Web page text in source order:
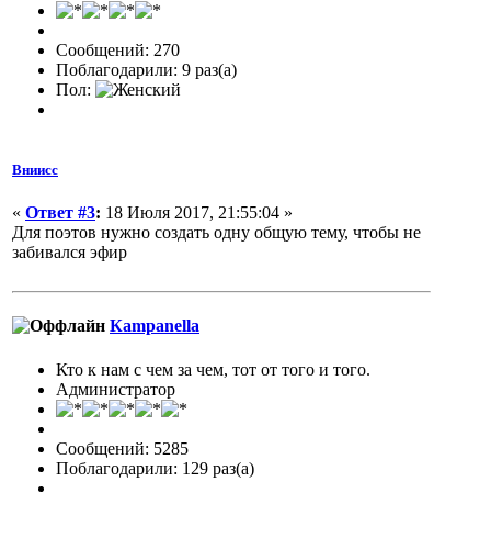
Сообщений: 270
Поблагодарили: 9 раз(а)
Пол:
Вниисс
« Ответ #3: 18 Июля 2017, 21:55:04 »
Для поэтов нужно создать одну общую тему, чтобы не
забивался эфир
Кampanella
Кто к нам с чем за чем, тот от того и того.
Администратор
Сообщений: 5285
Поблагодарили: 129 раз(а)